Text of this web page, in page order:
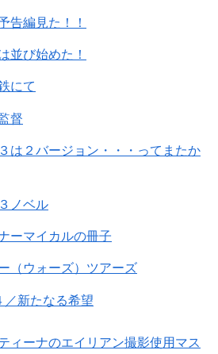
告編見た！！
並び始めた！
にて
督
は２バージョン・・・ってまたか
ノベル
ーマイカルの冊子
（ウォーズ）ツアーズ
／新たなる希望
ィーナのエイリアン撮影使用マス